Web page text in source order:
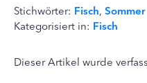
Stichwörter: Fisch, Sommer
Kategorisiert in: Fisch
Dieser Artikel wurde